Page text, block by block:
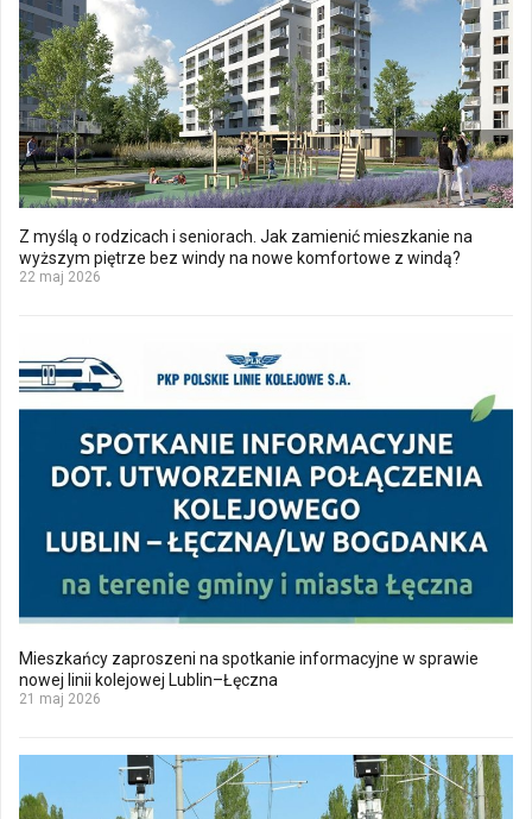
Z myślą o rodzicach i seniorach. Jak zamienić mieszkanie na
wyższym piętrze bez windy na nowe komfortowe z windą?
22 maj 2026
Mieszkańcy zaproszeni na spotkanie informacyjne w sprawie
nowej linii kolejowej Lublin–Łęczna
21 maj 2026